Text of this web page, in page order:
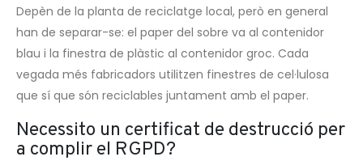
Depèn de la planta de reciclatge local, però en general
han de separar-se: el paper del sobre va al contenidor
blau i la finestra de plàstic al contenidor groc. Cada
vegada més fabricadors utilitzen finestres de cel·lulosa
que sí que són reciclables juntament amb el paper.
Necessito un certificat de destrucció per
a complir el RGPD?